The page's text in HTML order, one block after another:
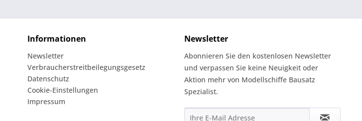
Informationen
Newsletter
Verbraucherstreitbeilegungsgesetz
Datenschutz
Cookie-Einstellungen
Impressum
Newsletter
Abonnieren Sie den kostenlosen Newsletter
und verpassen Sie keine Neuigkeit oder
Aktion mehr von Modellschiffe Bausatz
Spezialist.